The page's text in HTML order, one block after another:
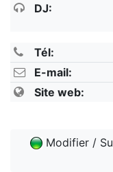
DJ:
Tél:
E-mail:
Site web:
Modifier / Supprimer un DJ, une Démo ou un